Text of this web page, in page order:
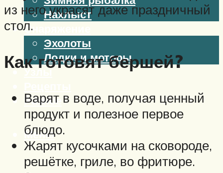
Нахлыст
Снаряжение
Эхолоты
Лодки и моторы
Узлы
Разное
Меню
из него украсят даже праздничный
стол.
Как готовят бершей?
Варят в воде, получая ценный
продукт и полезное первое
блюдо.
Жарят кусочками на сковороде,
решётке, гриле, во фритюре.